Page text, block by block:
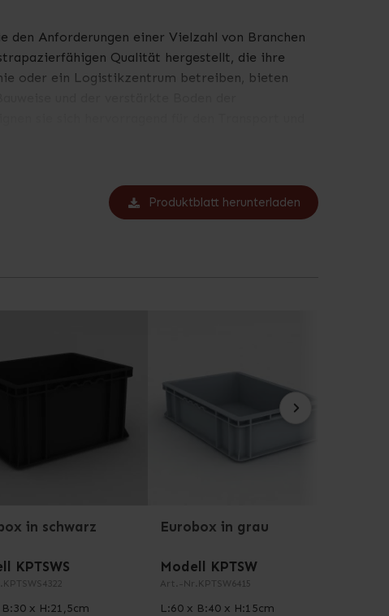
den Anforderungen einer Vielzahl von Branchen
Qualität hergestellt, die ihre
oder ein Logistikzentrum betreiben, bieten
Ihrem Unternehmen gewachsen sind. Diese
werden. Durch ihre Stapelfunktion sind sie
Produktblatt herunterladen
in schwarz
KPTSWS
KPTSWS4322
x H:21,5cm
Eurobox in grau
Modell KPTSW
Art.-Nr. KPTSW6415
L:60 x B:40 x H:15cm